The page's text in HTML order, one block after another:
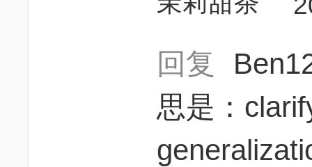
回复
思是：